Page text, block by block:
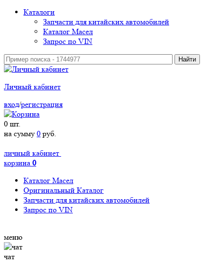
Каталоги
Запчасти для китайских автомобилей
Каталог Масел
Запрос по VIN
Личный кабинет
вход/регистрация
0 шт.
на сумму 0 руб.
личный кабинет
корзина 0
Каталог Масел
Оригинальный Каталог
Запчасти для китайских автомобилей
Запрос по VIN
меню
чат